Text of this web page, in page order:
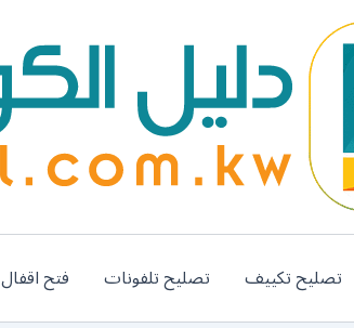
تصليح تكييف تصليح تلفونات فتح اقفال